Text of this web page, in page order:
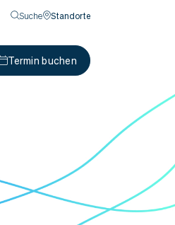
Suche Standorte
Termin buchen